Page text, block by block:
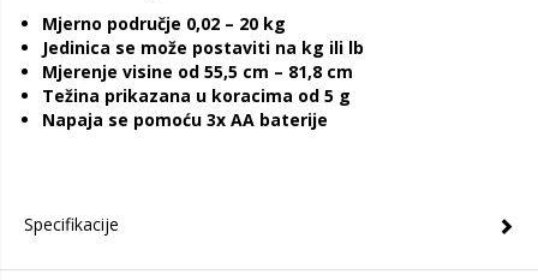
Mjerno područje 0,02 – 20 kg
Jedinica se može postaviti na kg ili lb
Mjerenje visine od 55,5 cm – 81,8 cm
Težina prikazana u koracima od 5 g
Napaja se pomoću 3x AA baterije
Specifikacije